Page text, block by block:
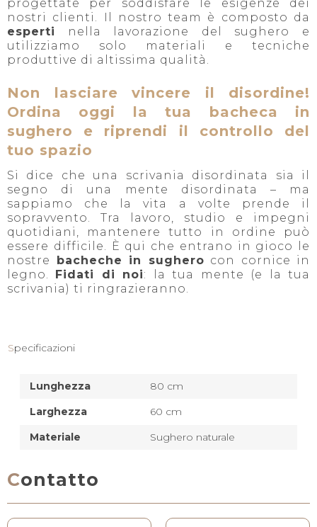
progettate per soddisfare le esigenze dei
nostri clienti. Il nostro team è composto da
esperti
nella lavorazione del sughero e
utilizziamo solo materiali e tecniche
produttive di altissima qualità.
Non lasciare vincere il disordine!
Ordina oggi la tua bacheca in
sughero e riprendi il controllo del
tuo spazio
Si dice che una scrivania disordinata sia il
segno di una mente disordinata – ma
sappiamo che la vita a volte prende il
sopravvento. Tra lavoro, studio e impegni
quotidiani, mantenere tutto in ordine può
essere difficile. È qui che entrano in gioco le
nostre bacheche in sughero con cornice in
legno. Fidati di noi: la tua mente (e la tua
scrivania) ti ringrazieranno.
Specificazioni
Lunghezza
80 cm
Larghezza
60 cm
Materiale
Sughero naturale
Contatto